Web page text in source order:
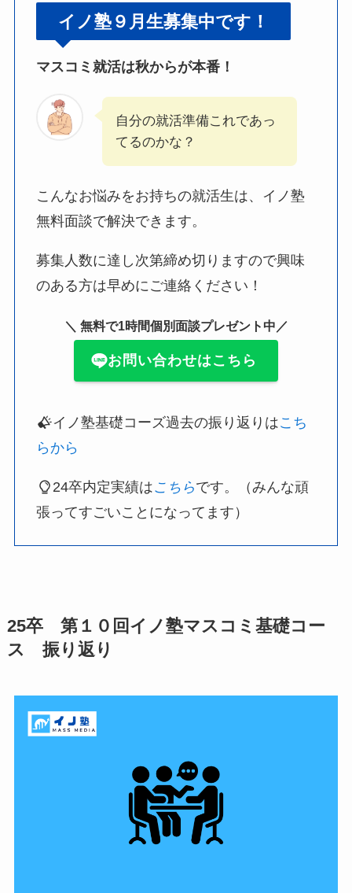
イノ塾９月生募集中です！
マスコミ就活は秋からが本番！
自分の就活準備これであっ
てるのかな？
こんなお悩みをお持ちの就活生は、イノ塾
無料面談で解決できます。
募集人数に達し次第締め切りますので興味
のある方は早めにご連絡ください！
＼ 無料で1時間個別面談プレゼント中／
お問い合わせはこちら
イノ塾基礎コーズ過去の振り返りはこち
らから
24卒内定実績はこちらです。（みんな頑
張ってすごいことになってます）
25卒 第１０回イノ塾マスコミ基礎コー
ス 振り返り